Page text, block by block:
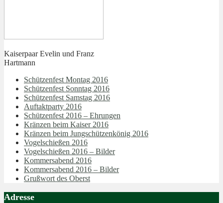
Kaiserpaar Evelin und Franz
Hartmann
Schützenfest Montag 2016
Schützenfest Sonntag 2016
Schützenfest Samstag 2016
Auftaktparty 2016
Schützenfest 2016 – Ehrungen
Kränzen beim Kaiser 2016
Kränzen beim Jungschützenkönig 2016
Vogelschießen 2016
Vogelschießen 2016 – Bilder
Kommersabend 2016
Kommersabend 2016 – Bilder
Grußwort des Oberst
Adresse